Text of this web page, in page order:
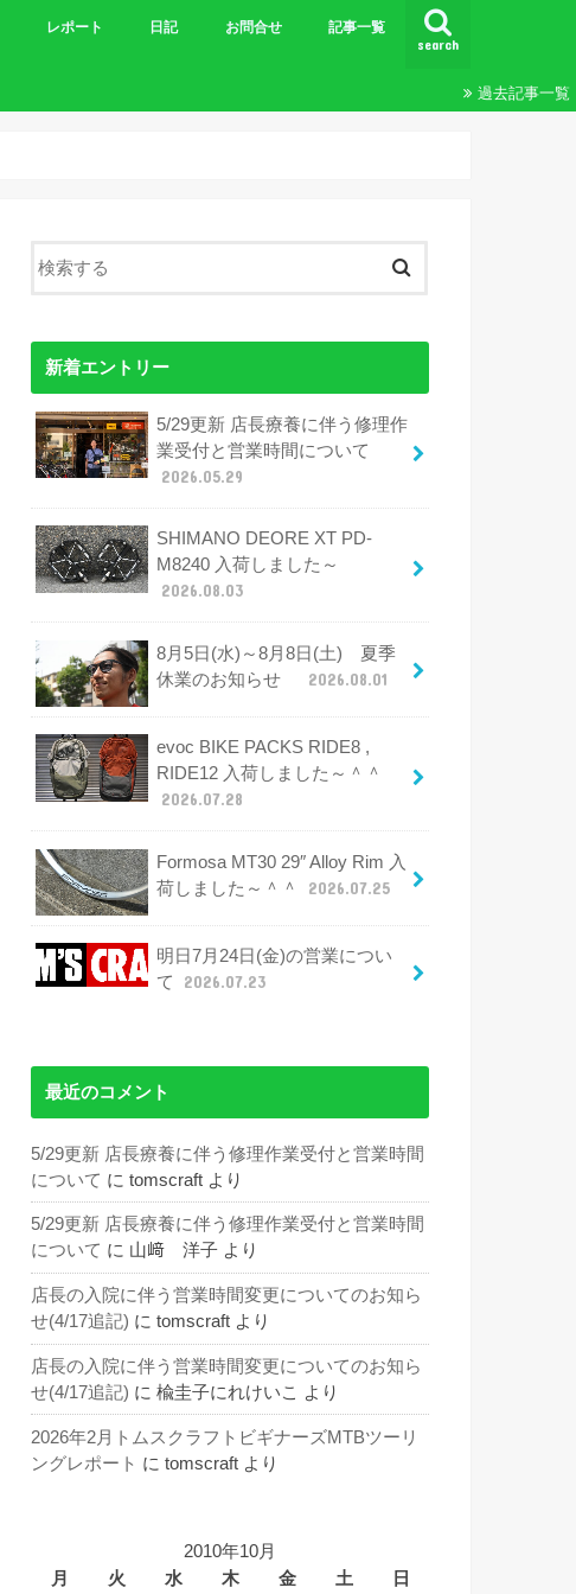
search
レポート 日記 お問合せ 記事一覧
過去記事一覧
新着エントリー
5/29更新 店長療養に伴う修理作
業受付と営業時間について
2026.05.29
SHIMANO DEORE XT PD-
M8240 入荷しました～
2026.08.03
8月5日(水)～8月8日(土) 夏季
休業のお知らせ
2026.08.01
evoc BIKE PACKS RIDE8 ,
RIDE12 入荷しました～＾＾
2026.07.28
Formosa MT30 29″ Alloy Rim 入
荷しました～＾＾
2026.07.25
明日7月24日(金)の営業につい
て
2026.07.23
最近のコメント
5/29更新 店長療養に伴う修理作業受付と営業時間
について に tomscraft より
5/29更新 店長療養に伴う修理作業受付と営業時間
について に 山﨑 洋子 より
店長の入院に伴う営業時間変更についてのお知ら
せ(4/17追記) に tomscraft より
店長の入院に伴う営業時間変更についてのお知ら
せ(4/17追記) に 楡圭子にれけいこ より
2026年2月トムスクラフトビギナーズMTBツーリ
ングレポート に tomscraft より
2010年10月
月
火 水 木 金 土 日